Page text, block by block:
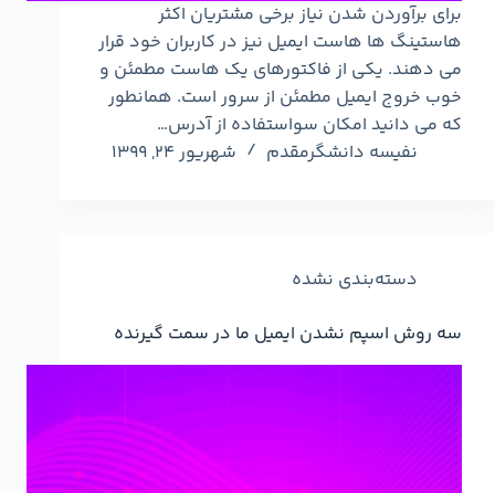
برای برآوردن شدن نیاز برخی مشتریان اکثر
هاستینگ ها هاست ایمیل نیز در کاربران خود قرار
می دهند. یکی از فاکتورهای یک هاست مطمئن و
خوب خروج ایمیل مطمئن از سرور است. همانطور
که می دانید امکان سواستفاده از آدرس…
نفیسه دانشگرمقدم
شهریور ۲۴, ۱۳۹۹
دسته‌بندی نشده
سه روش اسپم نشدن ایمیل ما در سمت گیرنده